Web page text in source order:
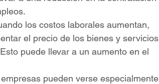
los costos laborales aumentan,
el precio de los bienes y servicios
puede llevar a un aumento en el
pueden verse especialmente